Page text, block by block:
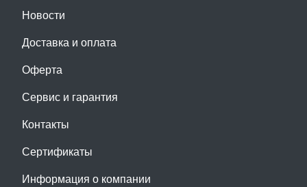
Новости
Доставка и оплата
Оферта
Сервис и гарантия
Контакты
Сертификаты
Информация о компании